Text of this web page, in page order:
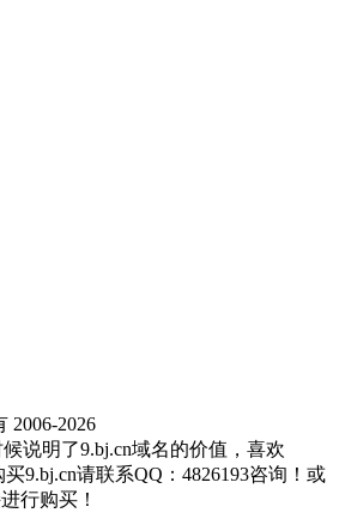
2006-2026
说明了9.bj.cn域名的价值，喜欢
9.bj.cn请联系QQ：4826193咨询！或
行购买！